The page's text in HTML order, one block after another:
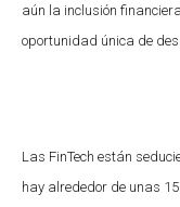
aún la inclusión
oportunidad única de
Las FinTech están
hay alrededor de unas